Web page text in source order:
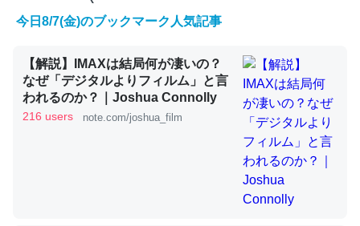
くらい。小説でいう「ずっと前の伏線」は回収されないけ
ど、短期記憶というには多い分量。進化すればするほど分
かりやすく強くなりそう
─GPTの仕組みと限界についての考察（１） - conceptualization
今日8/7(金)のブックマーク人気記事
【解説】IMAXは結局何が凄いの？
なぜ「デジタルよりフィルム」と言
われるのか？｜Joshua Connolly
216 users note.com/joshua_film